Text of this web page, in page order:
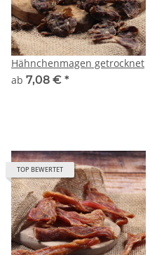
Hähnchenmagen getrocknet
ab 7,08 € *
TOP BEWERTET